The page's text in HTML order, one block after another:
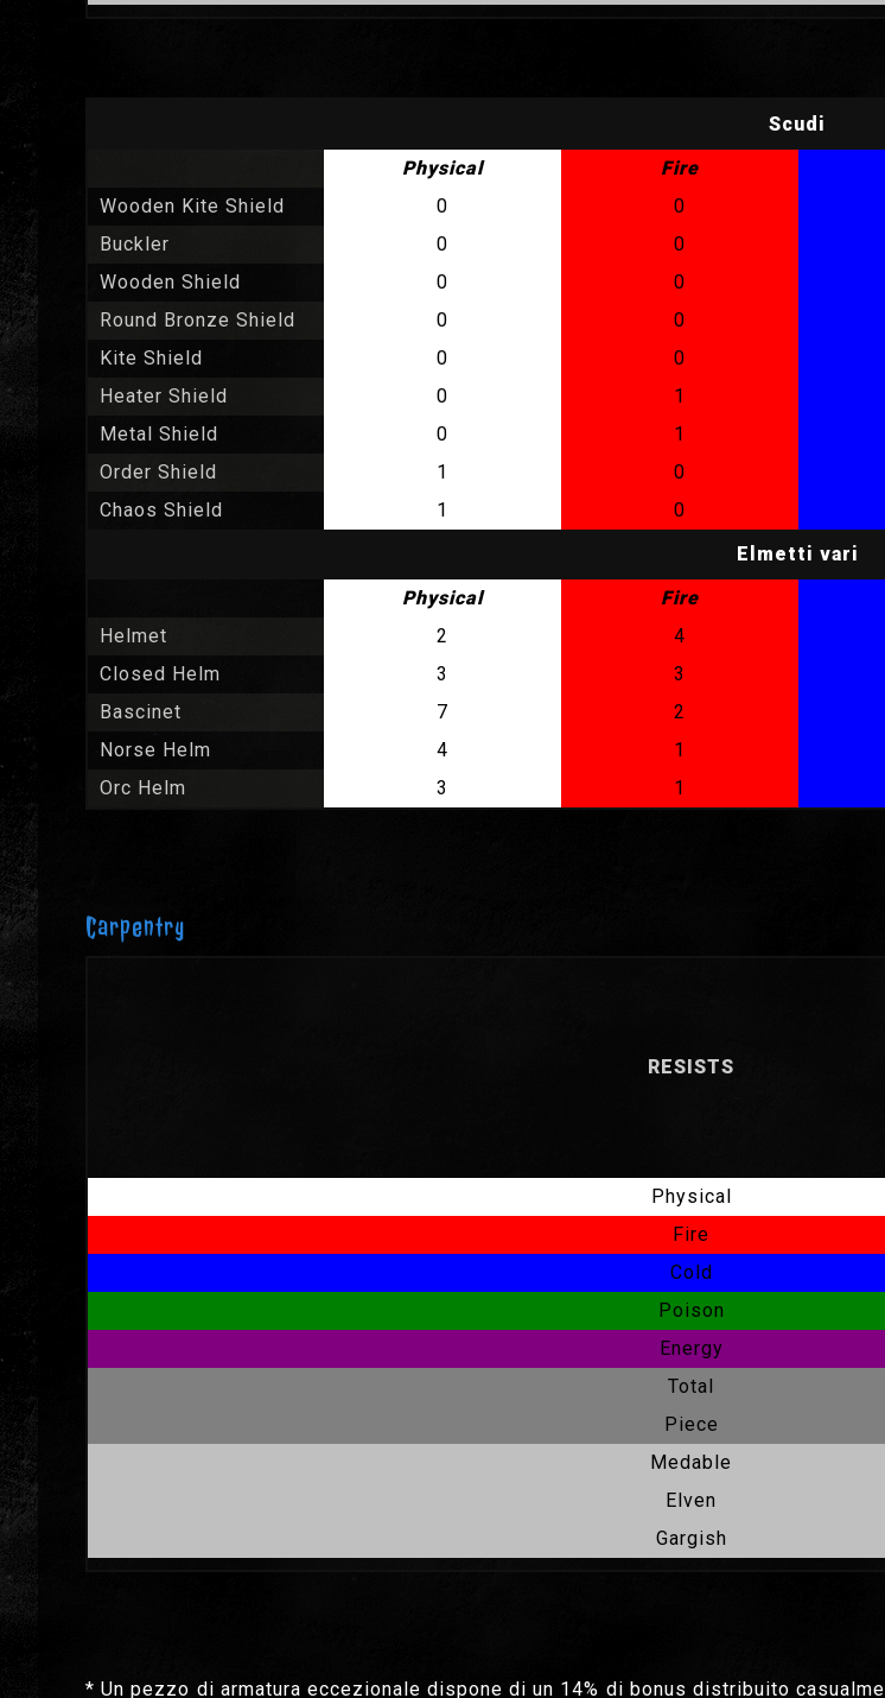
Scudi
Physical
Fire
Wooden Kite Shield
0 0
Buckler
0 0
Wooden Shield
0 0
Round Bronze Shield
0 0
Kite Shield
0 0
Heater Shield
0 1
Metal Shield
0 1
Order Shield
1 0
Chaos Shield
1 0
Elmetti vari
Physical
Fire
Helmet
2 4
Closed Helm
3 3
Bascinet
7 2
Norse Helm
4 1
Orc Helm
3 1
Carpentry
RESISTS
Physical
Fire
Cold
Poison
Energy
Total
Piece
Medable
Elven
Gargish
* Un pezzo di armatura eccezionale dispone di un 14% di bonus distribuito